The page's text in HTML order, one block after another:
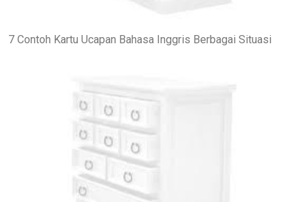
7 Contoh Kartu Ucapan Bahasa Inggris Berbagai Situasi